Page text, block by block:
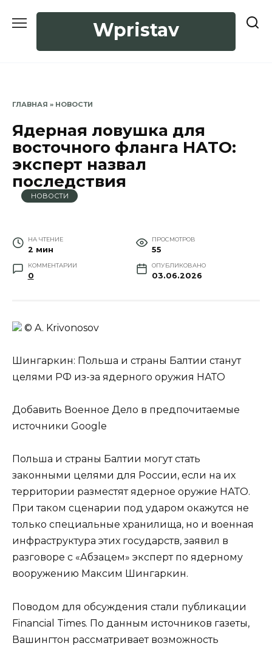
Wpristav
ГЛАВНАЯ » НОВОСТИ
Ядерная ловушка для
восточного фланга НАТО:
эксперт назвал
последствия
НОВОСТИ
НА ЧТЕНИЕ
2 мин
ПРОСМОТРОВ
55
КОММЕНТАРИИ
0
ОПУБЛИКОВАНО
03.06.2026
© A. Krivonosov
Шингаркин: Польша и страны Балтии станут
целями РФ из-за ядерного оружия НАТО
Добавить Военное Дело в предпочитаемые
источники Google
Польша и страны Балтии могут стать
законными целями для России, если на их
территории разместят ядерное оружие НАТО.
При таком сценарии под ударом окажутся не
только специальные хранилища, но и военная
инфраструктура этих государств, заявил в
разговоре с «Абзацем» эксперт по ядерному
вооружению Максим Шингаркин.
Поводом для обсуждения стали публикации
Financial Times. По данным источников газеты,
Вашингтон рассматривает возможность